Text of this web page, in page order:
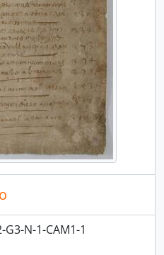
Juan Cristóbal de
TOMINO, Juan
DE NOGAL, Juan
Bartolomé
DE BAEZA, Rodrigo
Fernán
Juan, GARCÉS, Luis Juan de y otros
DE BALCAZAR, Francisco
Nicolás de
Diego
Juan y GRADO, Nicolás de
Juan
Alonso y HERNÁNDEZ, Juan
Alonso
G3-N-1-CAM1-1